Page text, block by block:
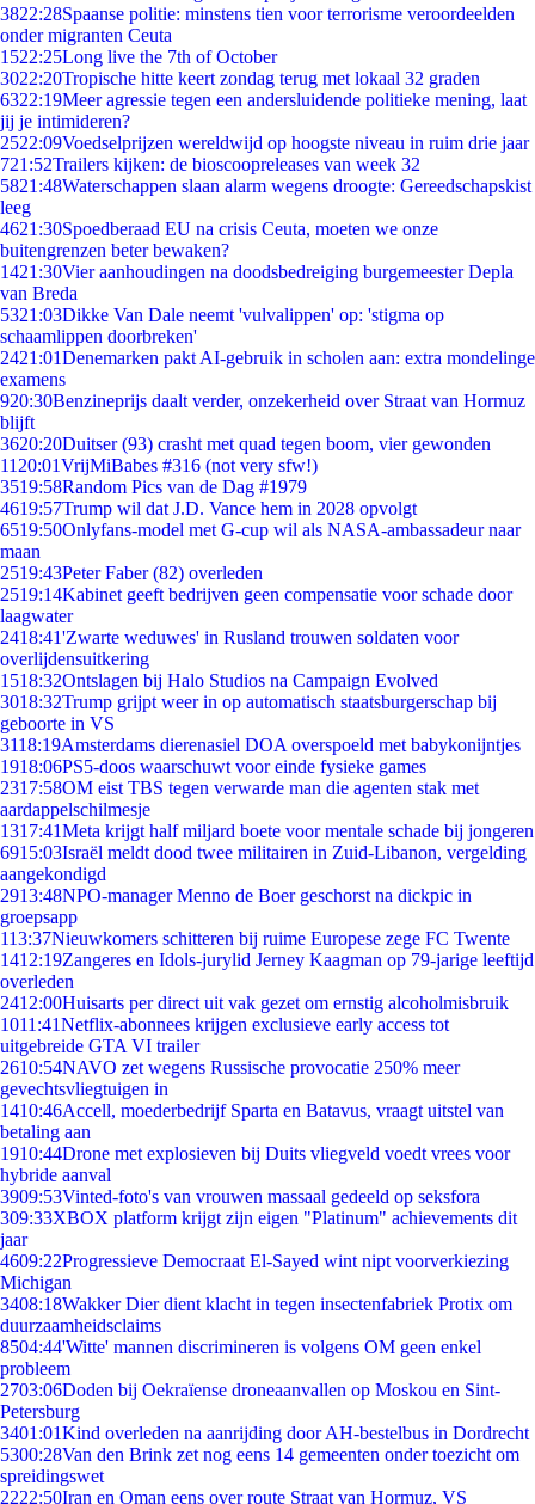
3822:28Spaanse politie: minstens tien voor terrorisme veroordeelden
onder migranten Ceuta
1522:25Long live the 7th of October
3022:20Tropische hitte keert zondag terug met lokaal 32 graden
6322:19Meer agressie tegen een andersluidende politieke mening, laat
jij je intimideren?
2522:09Voedselprijzen wereldwijd op hoogste niveau in ruim drie jaar
721:52Trailers kijken: de bioscoopreleases van week 32
5821:48Waterschappen slaan alarm wegens droogte: Gereedschapskist
leeg
4621:30Spoedberaad EU na crisis Ceuta, moeten we onze
buitengrenzen beter bewaken?
1421:30Vier aanhoudingen na doodsbedreiging burgemeester Depla
van Breda
5321:03Dikke Van Dale neemt 'vulvalippen' op: 'stigma op
schaamlippen doorbreken'
2421:01Denemarken pakt AI-gebruik in scholen aan: extra mondelinge
examens
920:30Benzineprijs daalt verder, onzekerheid over Straat van Hormuz
blijft
3620:20Duitser (93) crasht met quad tegen boom, vier gewonden
11 20:01VrijMiBabes #316 (not very sfw!)
3519:58Random Pics van de Dag #1979
4619:57Trump wil dat J.D. Vance hem in 2028 opvolgt
6519:50Onlyfans-model met G-cup wil als NASA-ambassadeur naar
maan
2519:43Peter Faber (82) overleden
2519:14Kabinet geeft bedrijven geen compensatie voor schade door
laagwater
2418:41'Zwarte weduwes' in Rusland trouwen soldaten voor
overlijdensuitkering
1518:32Ontslagen bij Halo Studios na Campaign Evolved
3018:32Trump grijpt weer in op automatisch staatsburgerschap bij
geboorte in VS
3118:19Amsterdams dierenasiel DOA overspoeld met babykonijntjes
1918:06PS5-doos waarschuwt voor einde fysieke games
2317:58OM eist TBS tegen verwarde man die agenten stak met
aardappelschilmesje
1317:41Meta krijgt half miljard boete voor mentale schade bij jongeren
6915:03Israël meldt dood twee militairen in Zuid-Libanon, vergelding
aangekondigd
2913:48NPO-manager Menno de Boer geschorst na dickpic in
groepsapp
113:37Nieuwkomers schitteren bij ruime Europese zege FC Twente
1412:19Zangeres en Idols-jurylid Jerney Kaagman op 79-jarige leeftijd
overleden
2412:00Huisarts per direct uit vak gezet om ernstig alcoholmisbruik
1011:41Netflix-abonnees krijgen exclusieve early access tot
uitgebreide GTA VI trailer
2610:54NAVO zet wegens Russische provocatie 250% meer
gevechtsvliegtuigen in
1410:46Accell, moederbedrijf Sparta en Batavus, vraagt uitstel van
betaling aan
1910:44Drone met explosieven bij Duits vliegveld voedt vrees voor
hybride aanval
3909:53Vinted-foto's van vrouwen massaal gedeeld op seksfora
309:33XBOX platform krijgt zijn eigen "Platinum" achievements dit
jaar
4609:22Progressieve Democraat El-Sayed wint nipt voorverkiezing
Michigan
3408:18Wakker Dier dient klacht in tegen insectenfabriek Protix om
duurzaamheidsclaims
8504:44'Witte' mannen discrimineren is volgens OM geen enkel
probleem
2703:06Doden bij Oekraïense droneaanvallen op Moskou en Sint-
Petersburg
3401:01Kind overleden na aanrijding door AH-bestelbus in Dordrecht
5300:28Van den Brink zet nog eens 14 gemeenten onder toezicht om
spreidingswet
2222:50Iran en Oman eens over route Straat van Hormuz, VS